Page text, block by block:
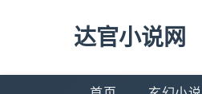
达官小说网